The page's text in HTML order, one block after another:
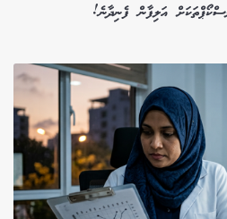
އަލިފާން ފެނިދާނެ!